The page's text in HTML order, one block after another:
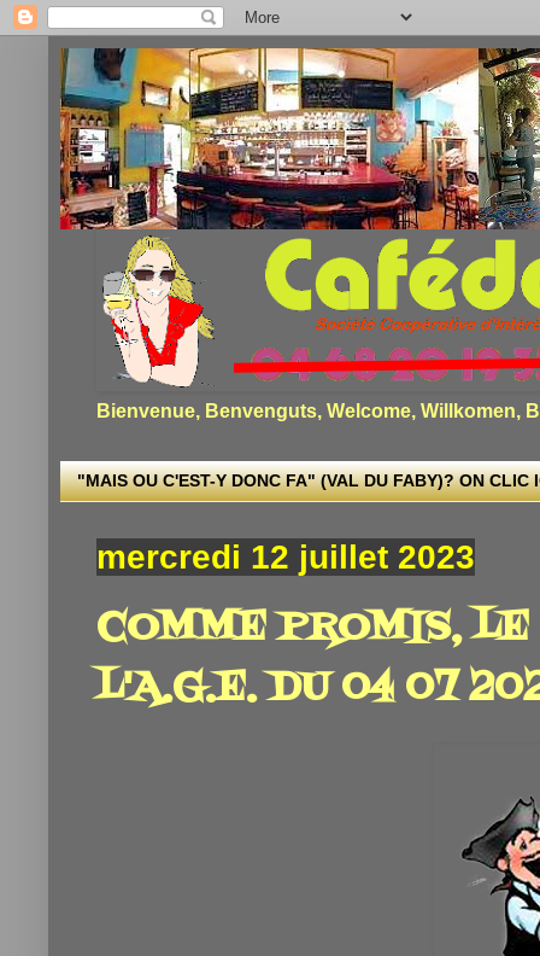
Bienvenue, Benvenguts, Welcome, Willkomen,
"MAIS OU C'EST-Y DONC FA" (VAL DU FABY)? ON CLIC
mercredi 12 juillet 2023
COMME PROMIS,
L'A.G.E. DU 04 07